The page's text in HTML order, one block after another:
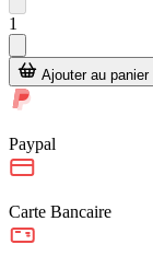
1
Ajouter au panier
Paypal
Carte Bancaire